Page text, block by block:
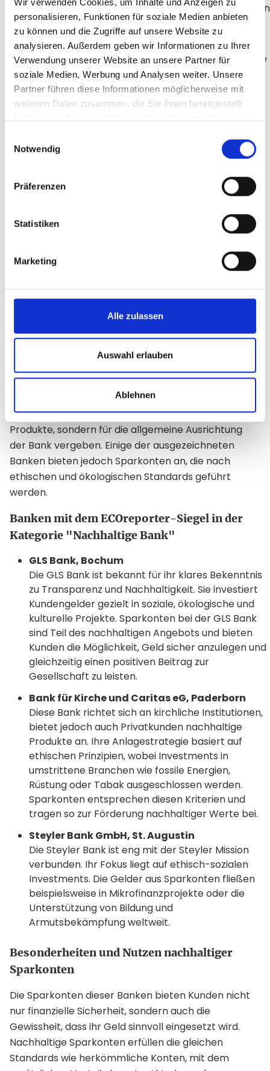
Wir verwenden Cookies, um Inhalte und Anzeigen zu
personalisieren, Funktionen für soziale Medien anbieten
zu können und die Zugriffe auf unsere Website zu
analysieren. Außerdem geben wir Informationen zu Ihrer
Verwendung unserer Website an unsere Partner für
soziale Medien, Werbung und Analysen weiter. Unsere
Partner führen diese Informationen möglicherweise mit
weiteren Daten zusammen, die Sie ihnen bereitgestellt
Notwendig
Präferenzen
Statistiken
Marketing
Alle zulassen
Auswahl erlauben
Ablehnen
Erneuerbare Energien: Investitionen fließen in den
Bau und Betrieb von Wind- und Solarkraftanlagen,
um saubere Energiequellen zu fördern.
Energieeffiziente Bauvorhaben: Dazu zählen die
Sanierung von Gebäuden zur Verbesserung des
Energieausweises sowie der Bau von
Niedrigenergiehäusern.
Nachhaltige Konsumkredite: Finanzierungen
werden für Projekte mit eindeutig nachhaltigem
Verwendungszweck bereitgestellt, beispielsweise
Ebenso hat das Umweltcenter der Raiffeisenbank
Umwelt-Sparbücher als erste nachhaltige Spar-
Umweltzeichen für nachhaltige Finanzprodukte
Nachhaltig Geld anlegen mit dem
ECOreporter-Siegel
DasECOreporter-Siegelzeichnet Banken aus, die in
ihrer gesamten Geschäftsstrategie auf das Thema
Nachhaltigkeit setzen. Es wird nicht für einzelne
Produkte, sondern für die allgemeine Ausrichtung
der Bank vergeben. Einige der ausgezeichneten
Banken bieten jedoch Sparkonten an, die nach
ethischen und ökologischen Standards geführt
werden.
Banken mit dem ECOreporter-Siegel in der
Kategorie "Nachhaltige Bank"
GLS Bank, Bochum
Die GLS Bank ist bekannt für ihr klares Bekenntnis
zu Transparenz und Nachhaltigkeit. Sie investiert
Kundengelder gezielt in soziale, ökologische und
kulturelle Projekte. Sparkonten bei der GLS Bank
sind Teil des nachhaltigen Angebots und bieten
Kunden die Möglichkeit, Geld sicher anzulegen und
gleichzeitig einen positiven Beitrag zur
Gesellschaft zu leisten.
Bank für Kirche und Caritas eG, Paderborn
Diese Bank richtet sich an kirchliche Institutionen,
bietet jedoch auch Privatkunden nachhaltige
Produkte an. Ihre Anlagestrategie basiert auf
ethischen Prinzipien, wobei Investments in
umstrittene Branchen wie fossile Energien,
Rüstung oder Tabak ausgeschlossen werden.
Sparkonten entsprechen diesen Kriterien und
tragen so zur Förderung nachhaltiger Werte bei.
Steyler Bank GmbH, St. Augustin
Die Steyler Bank ist eng mit der Steyler Mission
verbunden. Ihr Fokus liegt auf ethisch-sozialen
Investments. Die Gelder aus Sparkonten fließen
beispielsweise in Mikrofinanzprojekte oder die
Unterstützung von Bildung und
Armutsbekämpfung weltweit.
Besonderheiten und Nutzen nachhaltiger
Sparkonten
Die Sparkonten dieser Banken bieten Kunden nicht
nur finanzielle Sicherheit, sondern auch die
Gewissheit, dass ihr Geld sinnvoll eingesetzt wird.
Nachhaltige Sparkonten erfüllen die gleichen
Standards wie herkömmliche Konten, mit dem